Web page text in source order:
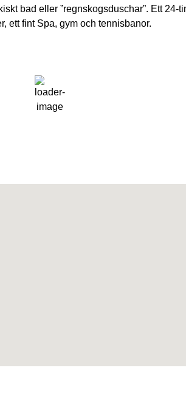
bad eller ”regnskogsduschar”. Ett
ett fint Spa, gym och tennisbanor.